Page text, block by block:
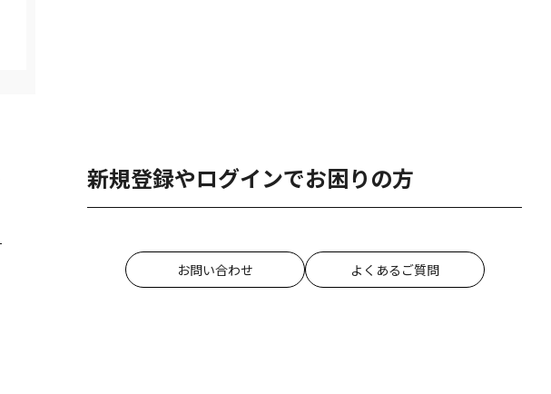
新規登録やログインでお困りの方
お問い合わせ よくあるご質問